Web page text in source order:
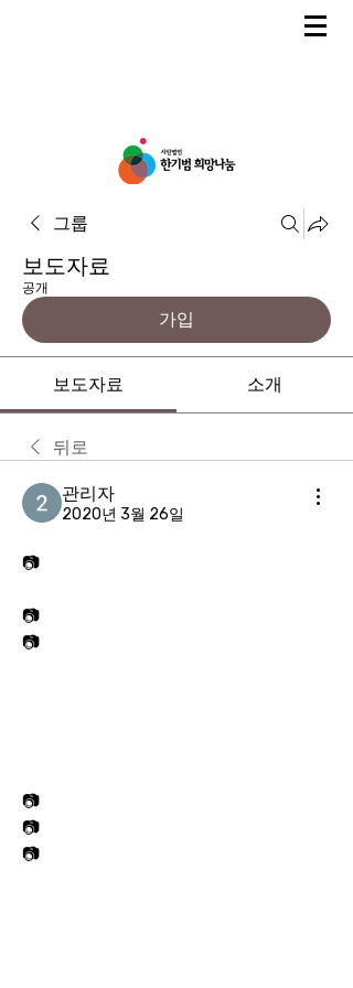
그룹
보도자료
공개
가입
보도자료 소개
뒤로
관리자
2020년 3월 26일
📷
📷
📷
📷
📷
📷